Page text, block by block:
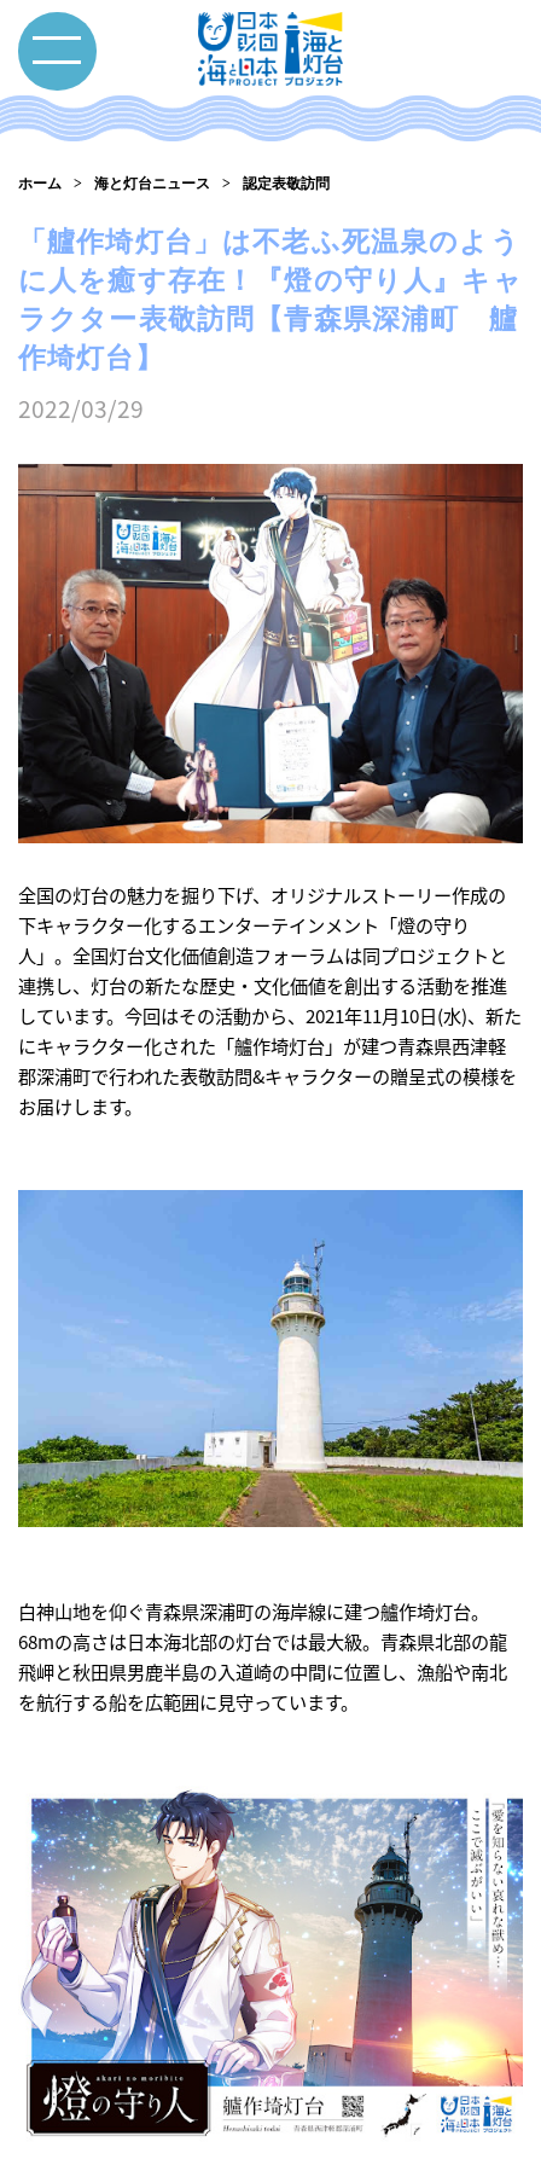
ホーム 海と灯台ニュース 認定表敬訪問
「艫作埼灯台」は不老ふ死温泉のよう
に人を癒す存在！『燈の守り人』キャ
ラクター表敬訪問【青森県深浦町 艫
作埼灯台】
2022/03/29
全国の灯台の魅力を掘り下げ、オリジナルストーリー作成の
下キャラクター化するエンターテインメント「燈の守り
人」。全国灯台文化価値創造フォーラムは同プロジェクトと
連携し、灯台の新たな歴史・文化価値を創出する活動を推進
しています。今回はその活動から、2021年11月10日(水)、新た
にキャラクター化された「艫作埼灯台」が建つ青森県西津軽
郡深浦町で行われた表敬訪問&キャラクターの贈呈式の模様を
お届けします。
白神山地を仰ぐ青森県深浦町の海岸線に建つ艫作埼灯台。
68mの高さは日本海北部の灯台では最大級。青森県北部の龍
飛岬と秋田県男鹿半島の入道崎の中間に位置し、漁船や南北
を航行する船を広範囲に見守っています。